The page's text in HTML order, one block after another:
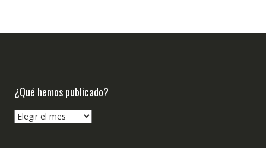
¿Qué hemos publicado?
¿Qué